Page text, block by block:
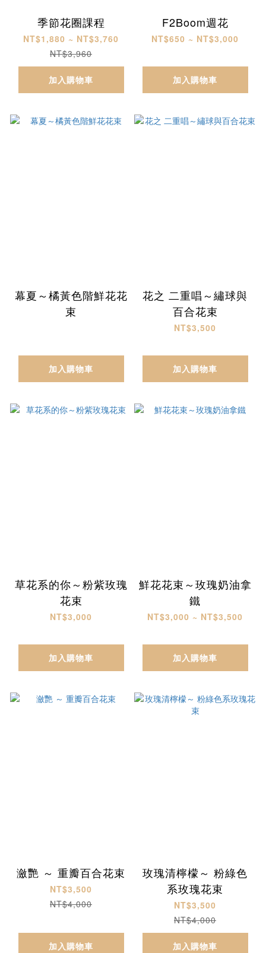
季節花圈課程
NT$1,880 ~ NT$3,760
NT$3,960
加入購物車
F2Boom週花
NT$650 ~ NT$3,000
加入購物車
幕夏～橘黃色階鮮花花
束
加入購物車
花之 二重唱～繡球與
百合花束
NT$3,500
加入購物車
草花系的你～粉紫玫瑰
花束
NT$3,000
加入購物車
鮮花花束～玫瑰奶油拿
鐵
NT$3,000 ~ NT$3,500
加入購物車
瀲艷 ～ 重瓣百合花束
NT$3,500
NT$4,000
加入購物車
玫瑰清檸檬～ 粉綠色
系玫瑰花束
NT$3,500
NT$4,000
加入購物車